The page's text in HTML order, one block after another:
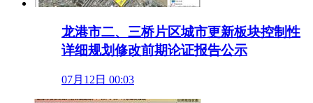
龙港市二、三桥片区城市更新板块控制性
详细规划修改前期论证报告公示
07月12日 00:03